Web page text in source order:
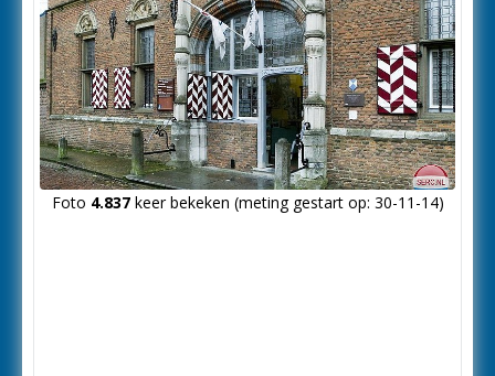
Foto 4.837keer bekeken (meting gestart op: 30-11-14)